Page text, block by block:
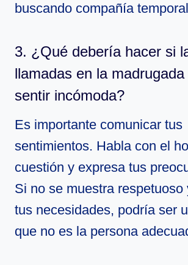
buscando compañía
3. ¿Qué debería hacer si
llamadas en la
sentir incómoda?
Es importante comunicar tus
sentimientos. Habla con el
cuestión y expresa tus
Si no se muestra respetuoso
tus necesidades, podría ser
que no es la persona